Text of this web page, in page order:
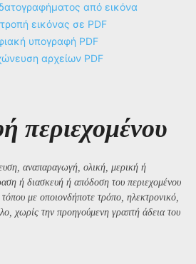
από εικόνα
εικόνας σε PDF
υπογραφή PDF
αρχείων PDF
περιεχομένου
αναπαραγωγή, ολική, μερική ή
ή διασκευή ή απόδοση του περιεχομένου
με οποιονδήποτε τρόπο, ηλεκτρονικό,
χωρίς την προηγούμενη γραπτή άδεια του